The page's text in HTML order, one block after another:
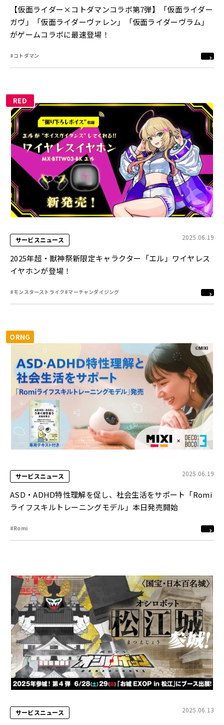
【仮面ライダー×コトダマンコラボ第7弾】「仮面ライダー
ガヴ」「仮面ライダーヴァレン」「仮面ライダーヴラム」
がゲームコラボに最速登場！
#コトダマン
RED
サービスニュース 2025.06.19
2025年超・獣神祭新限定キャラクター「エル」ワイヤレス
イヤホンが登場！
#モンスターストライク#マーチャンダイジング
ORNG
サービスニュース 2025.06.19
ASD・ADHD特性理解を促し、社会生活をサポート「Romi
ライフスキルトレーニングモデル」本日発売開始
#Romi
サービスニュース 2025.06.13